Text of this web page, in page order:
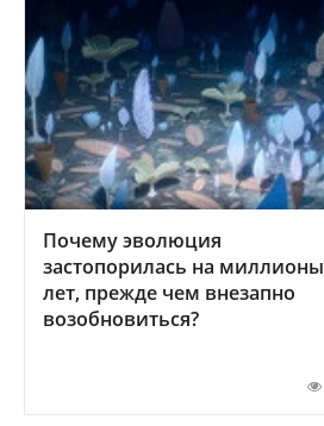
Почему эволюция
застопорилась на миллионы
лет, прежде чем внезапно
возобновиться?